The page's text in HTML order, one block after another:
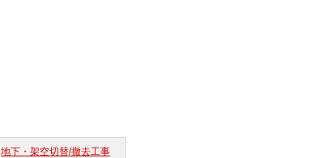
地下・架空切替/撤去工事